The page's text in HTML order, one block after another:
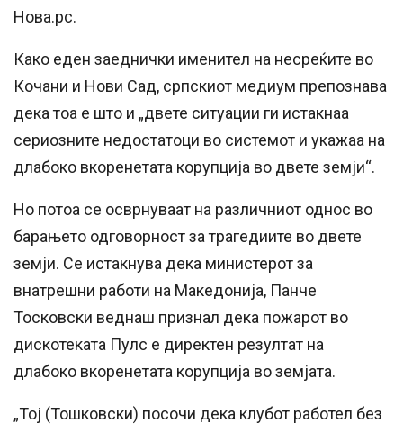
Нова.рс.
Како еден заеднички именител на несреќите во
Кочани и Нови Сад, српскиот медиум препознава
дека тоа е што и „двете ситуации ги истакнаа
сериозните недостатоци во системот и укажаа на
длабоко вкоренетата корупција во двете земји“.
Но потоа се осврнуваат на различниот однос во
барањето одговорност за трагедиите во двете
земји. Се истакнува дека министерот за
внатрешни работи на Македонија, Панче
Тосковски веднаш признал дека пожарот во
дискотеката Пулс е директен резултат на
длабоко вкоренетата корупција во земјата.
„Тој (Тошковски) посочи дека клубот работел без